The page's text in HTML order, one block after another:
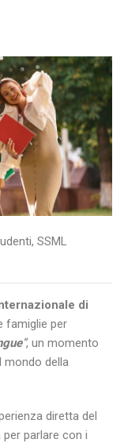
, SSML
di
famiglie per
”, un momento
mondo della
diretta del
parlare con i